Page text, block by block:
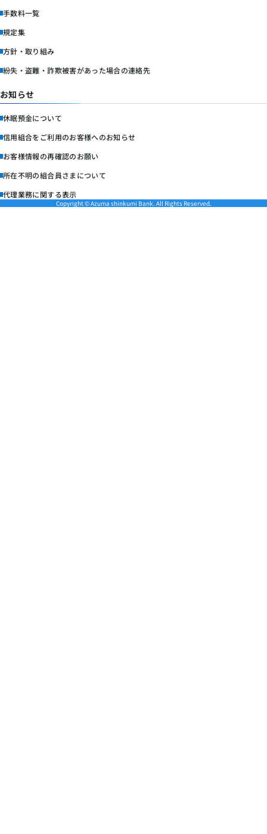
手数料一覧
規定集
方針・取り組み
紛失・盗難・詐欺被害があった場合の連絡先
お知らせ
休眠預金について
信用組合をご利用のお客様へのお知らせ
お客様情報の再確認のお願い
所在不明の組合員さまについて
代理業務に関する表示
Copyright © Azuma shinkumi Bank. All Rights Reserved.